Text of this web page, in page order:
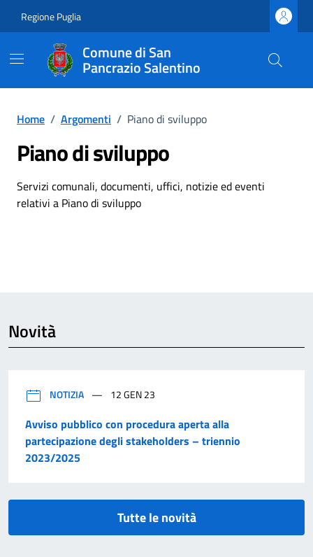
Regione Puglia
Comune di San
Pancrazio Salentino
Home / Argomenti / Piano di sviluppo
Piano di sviluppo
Dettagli dell'argomento
Servizi comunali, documenti, uffici, notizie ed eventi
relativi a Piano di sviluppo
Novità
NOTIZIA 12 GEN 23
Avviso pubblico con procedura aperta alla
partecipazione degli stakeholders – triennio
2023/2025
Tutte le novità